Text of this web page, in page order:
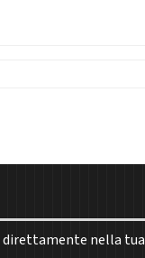
direttamente nella tua